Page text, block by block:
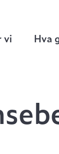
vi Hva